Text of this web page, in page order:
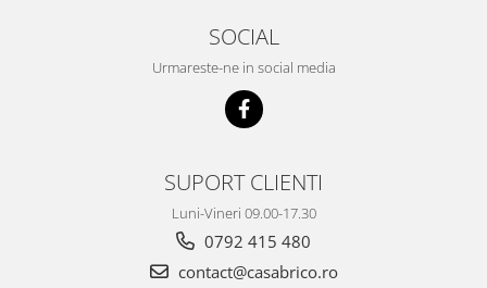
Masini de taiat si stantat
Masini de amestecat
SOCIAL
Urmareste-ne in social media
SUPORT CLIENTI
Luni-Vineri 09.00-17.30
0792 415 480
contact@casabrico.ro